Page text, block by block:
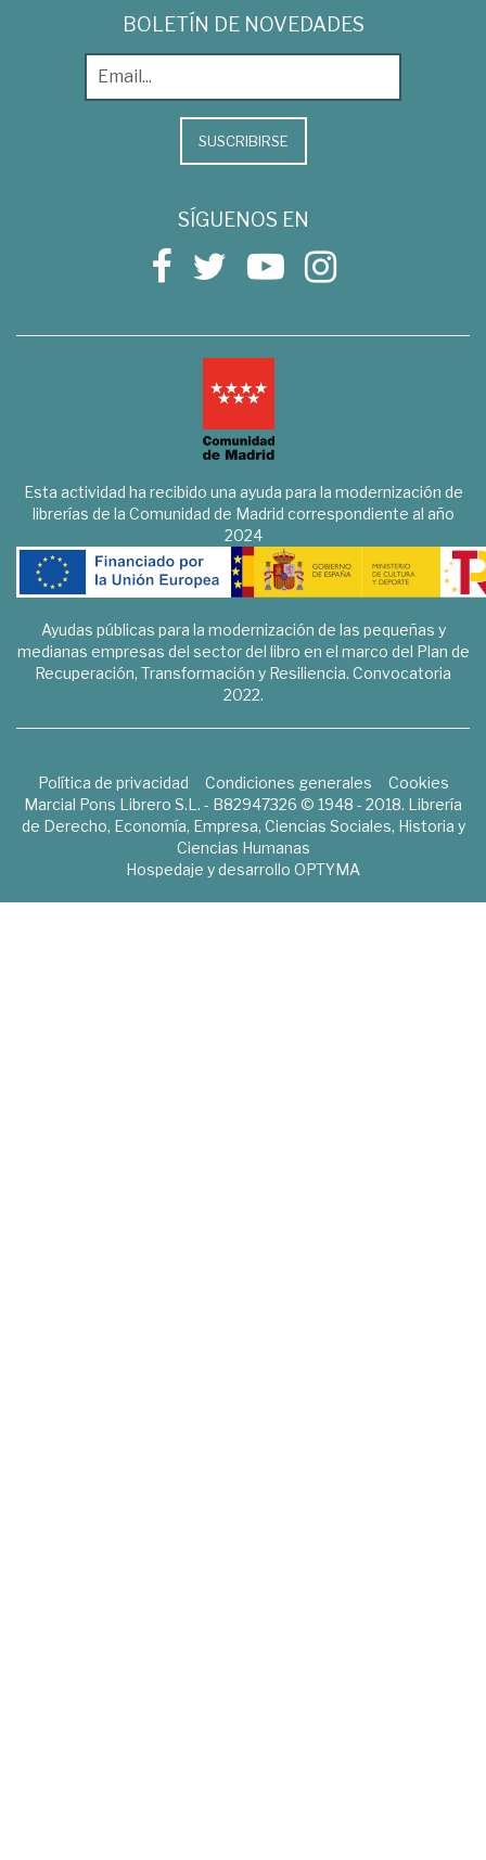
BOLETÍN DE NOVEDADES
SUSCRIBIRSE
SÍGUENOS EN
Esta actividad ha recibido una ayuda para la modernización de
librerías de la Comunidad de Madrid correspondiente al año
2024
Ayudas públicas para la modernización de las pequeñas y
medianas empresas del sector del libro en el marco del Plan de
Recuperación, Transformación y Resiliencia. Convocatoria
2022.
Política de privacidad Condiciones generales
Cookies
Marcial Pons Librero S.L. - B82947326 © 1948 - 2018. Librería
de Derecho, Economía, Empresa, Ciencias Sociales, Historia y
Ciencias Humanas
Hospedaje y desarrollo OPTYMA